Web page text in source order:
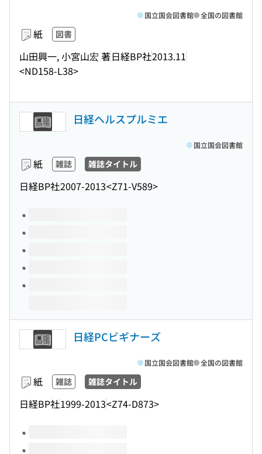
紙 図書
山田興一, 小宮山宏 著日経BP社2013.11
<ND158-L38>
国立国会図書館 全国の図書館
日経ヘルスプルミエ
紙 雑誌 雑誌タイトル
日経BP社2007-2013<Z71-V589>
国立国会図書館
このタイトルの巻号
日経PCビギナーズ
紙 雑誌 雑誌タイトル
日経BP社1999-2013<Z74-D873>
国立国会図書館 全国の図書館
このタイトルの巻号